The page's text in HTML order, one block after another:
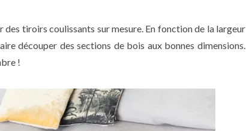
tiroirs coulissants sur mesure. En fonction de la largeur
découper des sections de bois aux bonnes dimensions.
!